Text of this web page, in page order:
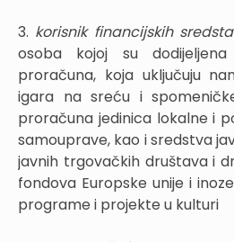
3. korisnik financijskih
osoba kojoj su
proračuna, koja uključuju
igara na sreću i
proračuna jedinica lokalne i
samouprave, kao i sredstva
javnih trgovačkih društava i
fondova Europske unije i
programe i projekte u kulturi